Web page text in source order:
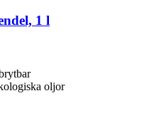
1 l
oljor